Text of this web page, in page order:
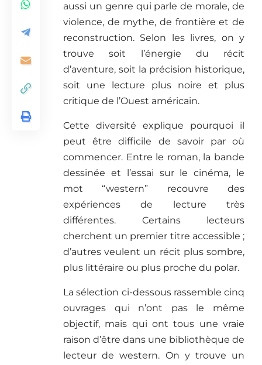
aussi un genre qui parle de morale, de
violence, de mythe, de frontière et de
reconstruction. Selon les livres, on y
trouve soit l’énergie du récit
d’aventure, soit la précision historique,
soit une lecture plus noire et plus
critique de l’Ouest américain.
Cette diversité explique pourquoi il
peut être difficile de savoir par où
commencer. Entre le roman, la bande
dessinée et l’essai sur le cinéma, le
mot “western” recouvre des
expériences de lecture très
différentes. Certains lecteurs
cherchent un premier titre accessible ;
d’autres veulent un récit plus sombre,
plus littéraire ou plus proche du polar.
La sélection ci-dessous rassemble cinq
ouvrages qui n’ont pas le même
objectif, mais qui ont tous une vraie
raison d’être dans une bibliothèque de
lecteur de western. On y trouve un